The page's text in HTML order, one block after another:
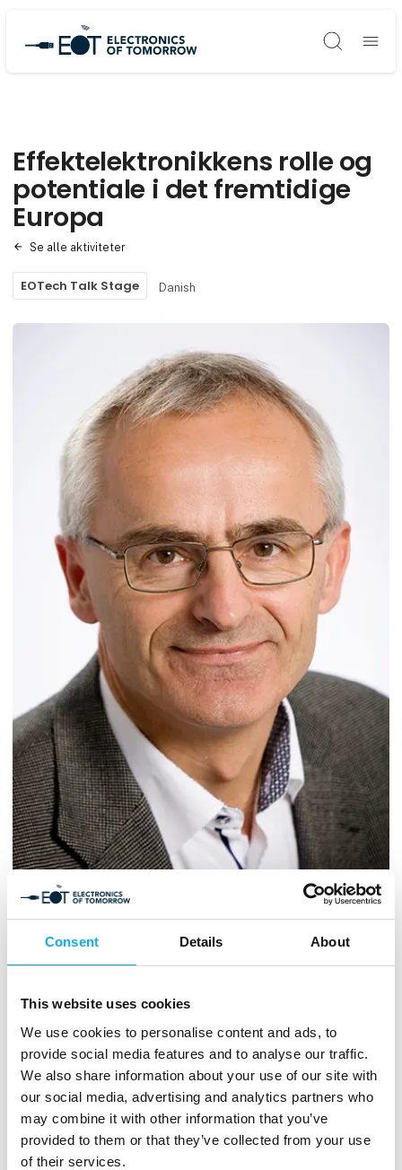
Consent Details About
This website uses cookies
We use cookies to personalise content and ads, to
provide social media features and to analyse our traffic.
We also share information about your use of our site with
our social media, advertising and analytics partners who
may combine it with other information that you’ve
provided to them or that they’ve collected from your use
of their services.
Søg
Effektelektronikkens rolle og
potentiale i det fremtidige
Europa
Se alle aktiviteter
EOTech Talk Stage Danish
Effektelektronikken er en vigtig nøgle-teknologi for den
grønne omstilling og dermed også i en geopolitisk kontekst:
dette indebærer emner som forsyningssikkerhed, sikkerhed
innovation både på apparat og system-niveau.
Oplægget vil diskutere dette og give eksempler på områder
der udvikler sig hurtig såsom pålidelighed, bæredygtig
design, AI og nye måder at tænke el-nettet på.
Supplemental informations
Frede Blaabjerg